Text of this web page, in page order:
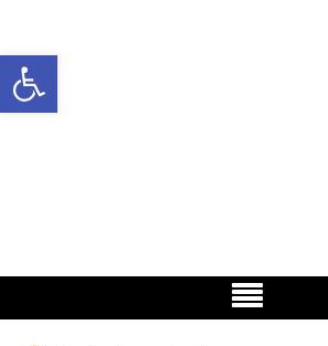
Open toolbar
Basen Żarów